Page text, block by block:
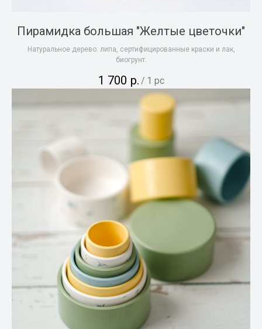
Пирамидка большая "Желтые цветочки"
Натуральное дерево: липа, сертифицированные краски и лак,
биогрунт.
1 700 р. / 1 pc